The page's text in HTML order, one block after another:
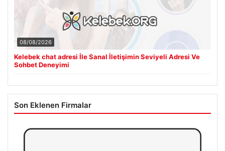
08/08/2026
Kelebek chat adresi İle Sanal İletişimin Seviyeli Adresi Ve
Sohbet Deneyimi
Son Eklenen Firmalar